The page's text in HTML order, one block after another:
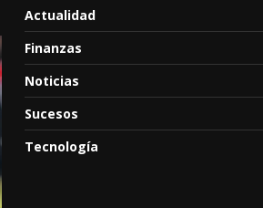
Actualidad
Finanzas
Noticias
Sucesos
Tecnología